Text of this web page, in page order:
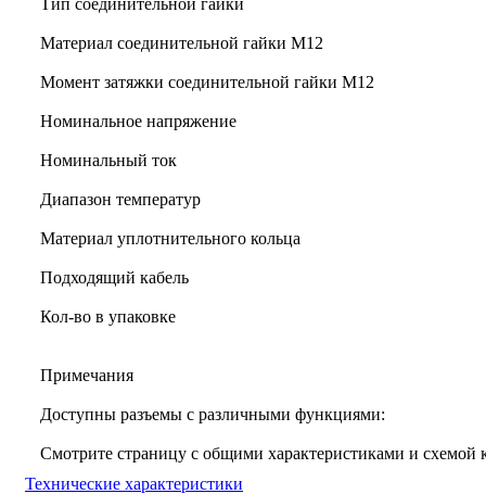
Материал соединительной гайки M12
Момент затяжки соединительной гайки M12
Номинальное напряжение
Номинальный ток
Диапазон температур
Материал уплотнительного кольца
Подходящий кабель
Кол-во в упаковке
Примечания
Доступны разъемы с различными функциями:
Смотрите страницу с общими характеристиками и схемой
Технические характеристики